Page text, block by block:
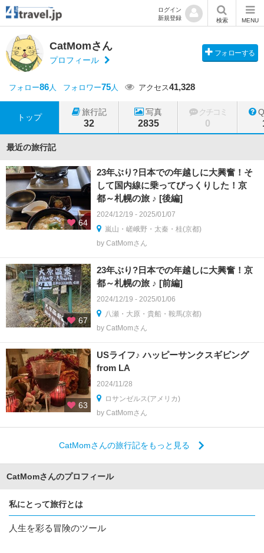
ログイン
新規登録
検索 MENU
CatMomさん
プロフィール
フォローする
フォロー86人 フォロワー75人 アクセス41,328
トップ
旅行記
32
写真
2835
クチコミ
0
最近の旅行記
64
23年ぶり?日本での年越しに大興奮！そ
して国内線に乗ってびっくりした！京
都～札幌の旅 ♪ [後編]
2024/12/19 - 2025/01/07
嵐山・嵯峨野・太秦・桂(京都)
by CatMomさん
67
23年ぶり?日本での年越しに大興奮！京
都～札幌の旅 ♪ [前編]
2024/12/19 - 2025/01/06
八瀬・大原・貴船・鞍馬(京都)
by CatMomさん
63
USライフ♪ ハッピーサンクスギビング
from LA
2024/11/28
ロサンゼルス(アメリカ)
by CatMomさん
CatMomさんの旅行記をもっと見る
CatMomさんのプロフィール
私にとって旅行とは
人生を彩る冒険のツール